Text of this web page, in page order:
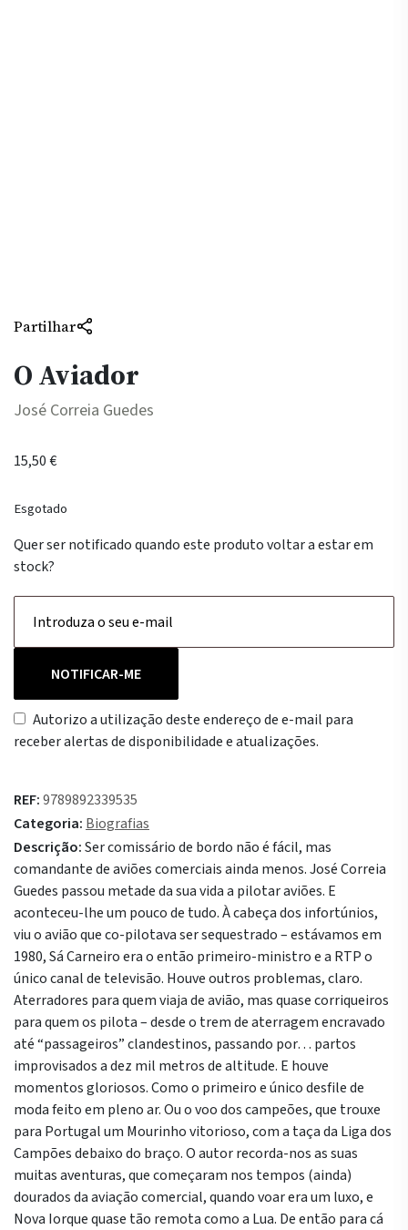
Partilhar
O Aviador
José Correia Guedes
15,50€
Esgotado
Quer ser notificado quando este produto voltar a estar em
stock?
NOTIFICAR-ME
Autorizo a utilização deste endereço de e-mail para
receber alertas de disponibilidade e atualizações.
REF:9789892339535
Categoria: Biografias
Descrição:Ser comissário de bordo não é fácil, mas
comandante de aviões comerciais ainda menos. José Correia
Guedes passou metade da sua vida a pilotar aviões. E
aconteceu-lhe um pouco de tudo. À cabeça dos infortúnios,
viu o avião que co-pilotava ser sequestrado – estávamos em
1980, Sá Carneiro era o então primeiro-ministro e a RTP o
único canal de televisão. Houve outros problemas, claro.
Aterradores para quem viaja de avião, mas quase corriqueiros
para quem os pilota – desde o trem de aterragem encravado
até “passageiros” clandestinos, passando por… partos
improvisados a dez mil metros de altitude. E houve
momentos gloriosos. Como o primeiro e único desfile de
moda feito em pleno ar. Ou o voo dos campeões, que trouxe
para Portugal um Mourinho vitorioso, com a taça da Liga dos
Campões debaixo do braço. O autor recorda-nos as suas
muitas aventuras, que começaram nos tempos (ainda)
dourados da aviação comercial, quando voar era um luxo, e
Nova Iorque quase tão remota como a Lua. De então para cá